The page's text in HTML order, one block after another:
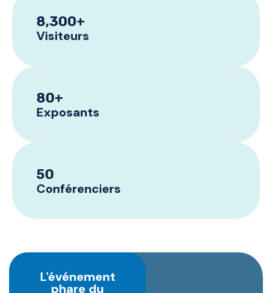
Visiteurs
8,300+
Exposants
80+
Conférenciers
50
L'événement
phare du